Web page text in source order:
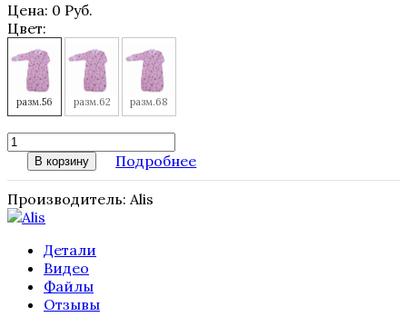
Цена: 0 Руб.
Цвет:
разм.56 разм.62 разм.68
В корзину Подробнее
Производитель: Alis
Детали
Видео
Файлы
Отзывы